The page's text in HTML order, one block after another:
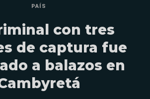
PAÍS
con tres
de captura fue
a balazos en